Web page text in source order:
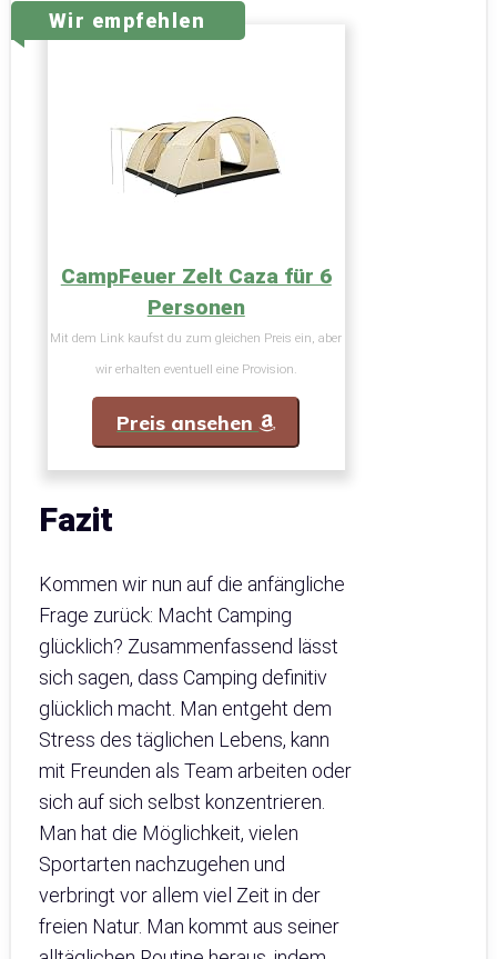
Wir empfehlen
CampFeuer Zelt Caza für 6
Personen
Mit dem Link kaufst du zum gleichen Preis ein, aber
wir erhalten eventuell eine Provision.
Preis ansehen
Fazit
Kommen wir nun auf die anfängliche
Frage zurück: Macht Camping
glücklich? Zusammenfassend lässt
sich sagen, dass Camping definitiv
glücklich macht. Man entgeht dem
Stress des täglichen Lebens, kann
mit Freunden als Team arbeiten oder
sich auf sich selbst konzentrieren.
Man hat die Möglichkeit, vielen
Sportarten nachzugehen und
verbringt vor allem viel Zeit in der
freien Natur. Man kommt aus seiner